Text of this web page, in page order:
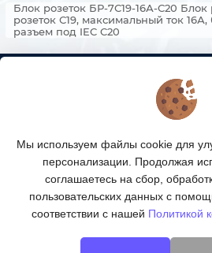
Блок розеток БР-7С19-16А-С20 Блок
розеток С19, максимальный ток
разъем под IEC C20
КАТАЛОГ ТОВАРОВ
Мы используем файлы cookie для
персонализации. Продолжая
соглашаетесь на сбор,
пользовательских данных с
соответствии с нашей Политикой